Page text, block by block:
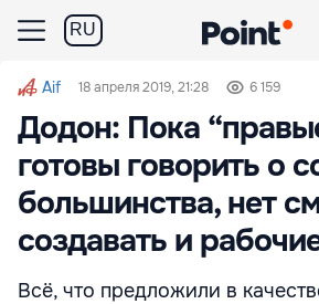
RU
Aif 18 апреля 2019, 21:28 6 159
Додон: Пока
готовы говорить о
большинства, нет
создавать и
Всё, что предложили в